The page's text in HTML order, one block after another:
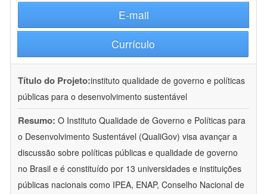
E-mail
Currículo
Título do Projeto:instituto qualidade de governo e políticas
públicas para o desenvolvimento sustentável
Resumo: O Instituto Qualidade de Governo e Políticas para
o Desenvolvimento Sustentável (QualiGov) visa avançar a
discussão sobre políticas públicas e qualidade de governo
no Brasil e é constituído por 13 universidades e instituições
públicas nacionais como IPEA, ENAP, Conselho Nacional de